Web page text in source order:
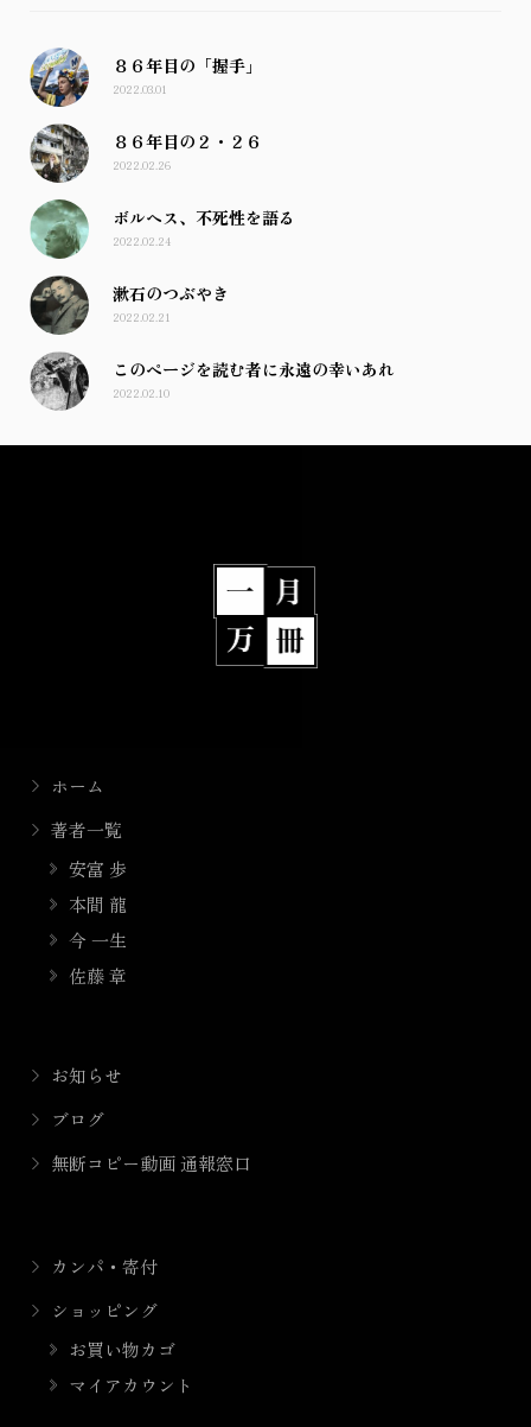
８６年目の「握手」
2022.03.01
８６年目の２・２６
2022.02.26
ボルヘス、不死性を語る
2022.02.24
漱石のつぶやき
2022.02.21
このページを読む者に永遠の幸いあれ
2022.02.10
ホーム
著者一覧
安富 歩
本間 龍
今 一生
佐藤 章
お知らせ
ブログ
無断コピー動画 通報窓口
カンパ・寄付
ショッピング
お買い物カゴ
マイアカウント